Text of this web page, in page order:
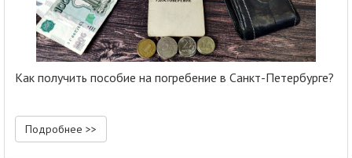
Как получить пособие на погребение в Санкт-Петербурге?
Подробнее >>